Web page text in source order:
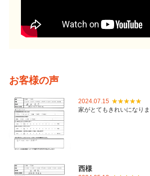
お客様の声
2024.07.15
家がとてもきれいになりま
西様